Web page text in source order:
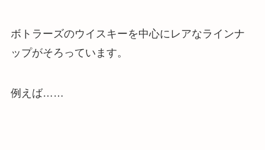
ボトラーズのウイスキーを中心にレアなラインナ
ップがそろっています。
例えば……